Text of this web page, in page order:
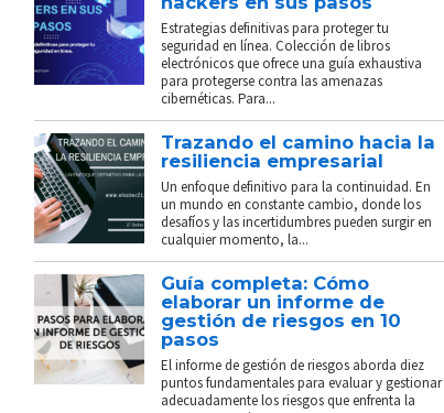
Estrategias definitivas para proteger tu
seguridad en línea. Colección de libros
electrónicos que ofrece una guía exhaustiva
para protegerse contra las amenazas
cibernéticas. Para...
Trazando el camino hacia la
resiliencia empresarial
Un enfoque definitivo para la continuidad. En
un mundo en constante cambio, donde los
desafíos y las incertidumbres pueden surgir en
cualquier momento, la...
Guía completa: Cómo
elaborar un informe de
gestión de riesgos en 10
pasos
El informe de gestión de riesgos aborda diez
puntos fundamentales para evaluar y gestionar
adecuadamente los riesgos que enfrenta la